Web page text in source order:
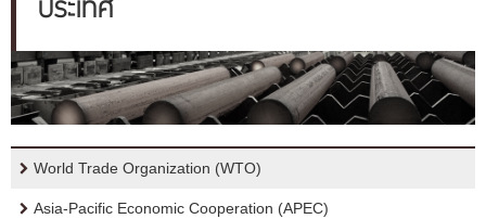
ประเทศ
World Trade Organization (WTO)
Asia-Pacific Economic Cooperation (APEC)